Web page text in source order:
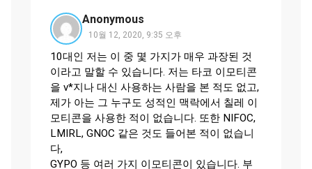
Anonymous
10월 12, 2020, 9:35 오후
10대인 저는 이 중 몇 가지가 매우 과장된 것
이라고 말할 수 있습니다. 저는 타코 이모티콘
을 v*지나 대신 사용하는 사람을 본 적도 없고,
제가 아는 그 누구도 성적인 맥락에서 칠레 이
모티콘을 사용한 적이 없습니다. 또한 NIFOC,
LMIRL, GNOC 같은 것도 들어본 적이 없습니
다,
GYPO 등 여러 가지 이모티콘이 있습니다. 부